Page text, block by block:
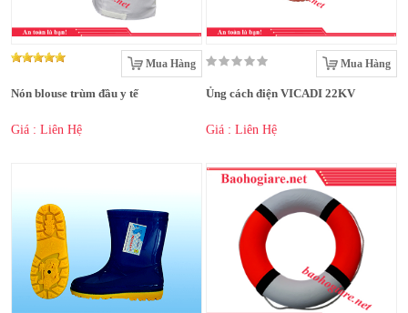
Mua Hàng
Nón blouse trùm đầu y tế
Giá : Liên Hệ
Mua Hàng
Ủng cách điện VICADI 22KV
Giá : Liên Hệ